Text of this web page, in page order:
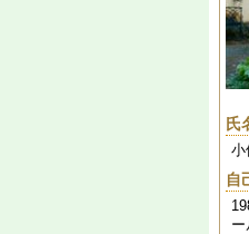
氏
小
自